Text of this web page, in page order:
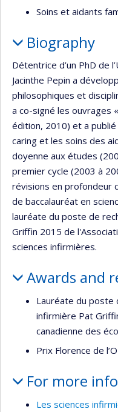
Soins et aidants
Biography
Détentrice d’un PhD de
Jacinthe Pepin a
philosophiques et
a co-signé les ouvrages
édition, 2010) et a
caring et les soins des
doyenne aux études
premier cycle (2003 à
révisions en profondeur
de baccalauréat en
lauréate du poste de
Griffin 2015 de
sciences infirmières.
Awards and
Lauréate du poste
infirmière Pat
canadienne des
Prix Florence de
For more
Les sciences